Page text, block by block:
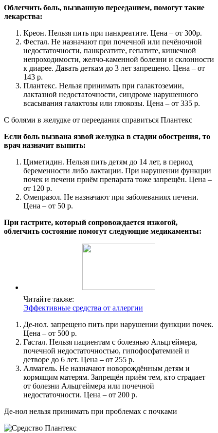
Облегчить боль, вызванную перееданием, помогут такие
лекарства:
Креон. Нельзя пить при панкреатите. Цена – от 300р.
Фестал. Не назначают при почечной или печёночной
недостаточности, панкреатите, гепатите, кишечной
непроходимости, желчо-каменной болезни и склонности
к диарее. Давать деткам до 3 лет запрещено. Цена – от
143 р.
Плантекс. Нельзя принимать при галактоземии,
лактазной недостаточности, синдроме нарушенного
всасывания галактозы или глюкозы. Цена – от 335 р.
С болями в желудке от переедания справиться Плантекс
Если боль вызвана язвой желудка в стадии обострения, то
врач назначит выпить:
Циметидин. Нельзя пить детям до 14 лет, в период
беременности либо лактации. При нарушении функции
почек и печени приём препарата тоже запрещён. Цена –
от 120 р.
Омепразол. Не назначают при заболеваниях печени.
Цена – от 50 р.
При гастрите, который сопровождается изжогой,
облегчить состояние помогут следующие медикаменты:
Читайте также:
Эффективные средства от аллергии
Де-нол. запрещено пить при нарушении функции почек.
Цена – от 500 р.
Гастал. Нельзя пациентам с болезнью Альцгеймера,
почечной недостаточностью, гипофосфатемией и
детворе до 6 лет. Цена – от 255 р.
Алмагель. Не назначают новорождённым детям и
кормящим матерям. Запрещён приём тем, кто страдает
от болезни Альцгеймера или почечной
недостаточности. Цена – от 200 р.
Де-нол нельзя принимать при проблемах с почками